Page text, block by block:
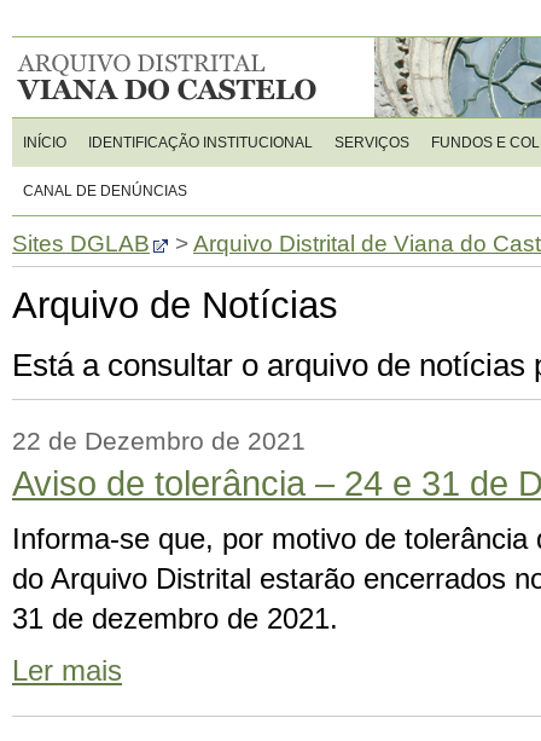
INÍCIO IDENTIFICAÇÃO INSTITUCIONAL SERVIÇOS FUNDOS E
CANAL DE DENÚNCIAS
Sites DGLAB >Arquivo Distrital de Viana do
Arquivo de Notícias
Está a consultar o arquivo de
22 de Dezembro de 2021
Aviso de tolerância – 24 e 31 de
Informa-se que, por motivo de
do Arquivo Distrital estarão encerrados
31 de dezembro de 2021.
Ler mais